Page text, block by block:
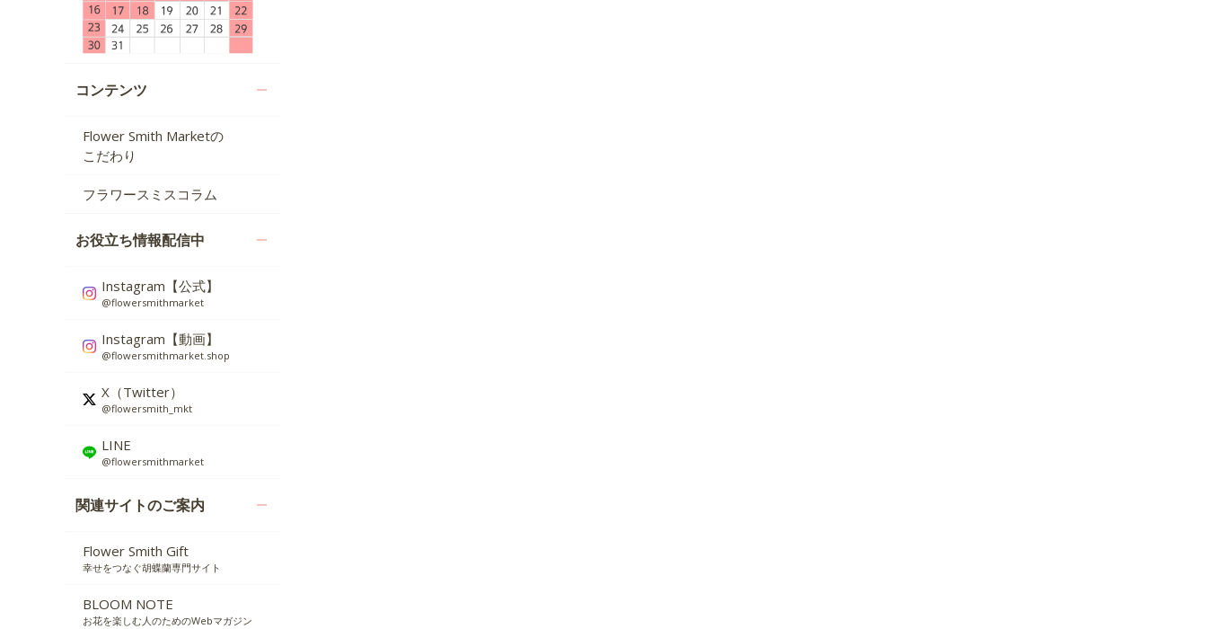
コンテンツ
Flower Smith Marketの
こだわり
フラワースミスコラム
お役立ち情報配信中
Instagram【公式】
@flowersmithmarket
Instagram【動画】
@flowersmithmarket.shop
X（Twitter）
@flowersmith_mkt
LINE
@flowersmithmarket
関連サイトのご案内
Flower Smith Gift
幸せをつなぐ胡蝶蘭専門サイト
BLOOM NOTE
お花を楽しむ人のためのWebマガジン